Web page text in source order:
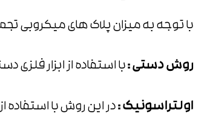
با توجه به میزان پلاک های میکروبی
روش دستی :با استفاده از ابزار
اولتراسونیک :در این روش با